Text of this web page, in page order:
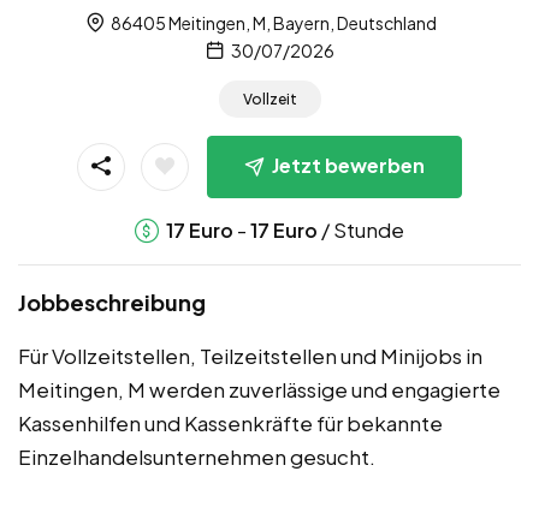
86405 Meitingen, M, Bayern, Deutschland
30/07/2026
Vollzeit
Jetzt bewerben
17 Euro -17 Euro / Stunde
Jobbeschreibung
Für Vollzeitstellen, Teilzeitstellen und Minijobs in
Meitingen, M werden zuverlässige und engagierte
Kassenhilfen und Kassenkräfte für bekannte
Einzelhandelsunternehmen gesucht.